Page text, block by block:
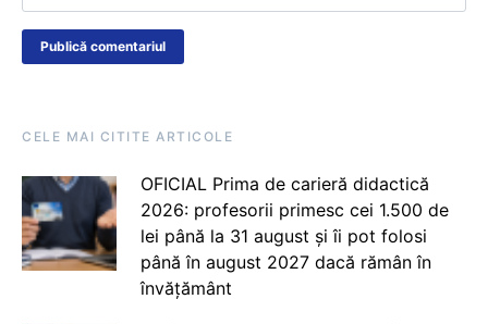
CELE MAI CITITE ARTICOLE
OFICIAL Prima de carieră didactică
2026: profesorii primesc cei 1.500 de
lei până la 31 august și îi pot folosi
până în august 2027 dacă rămân în
învățământ